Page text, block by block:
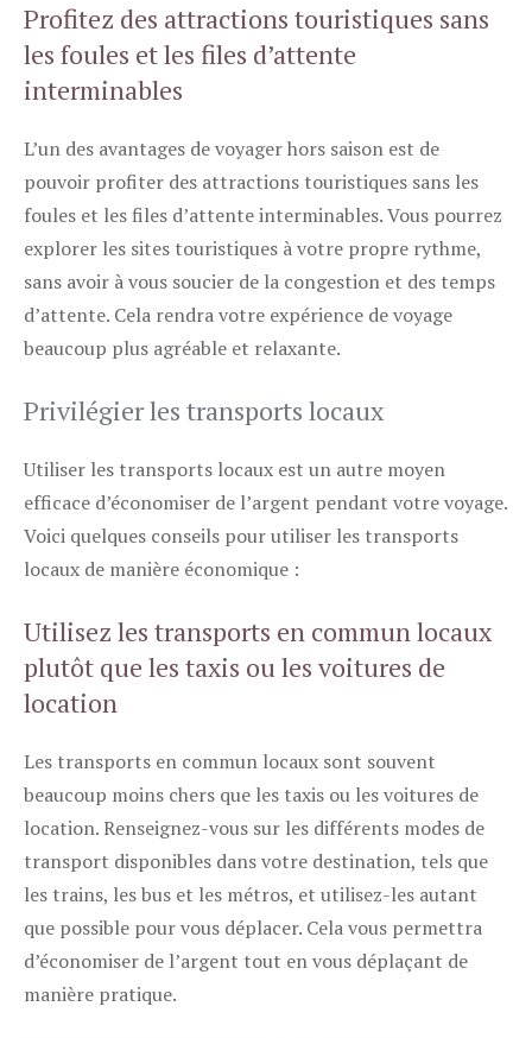
Profitez des attractions touristiques sans
les foules et les files d’attente
interminables
L’un des avantages de voyager hors saison est de
pouvoir profiter des attractions touristiques sans les
foules et les files d’attente interminables. Vous pourrez
explorer les sites touristiques à votre propre rythme,
sans avoir à vous soucier de la congestion et des temps
d’attente. Cela rendra votre expérience de voyage
beaucoup plus agréable et relaxante.
Privilégier les transports locaux
Utiliser les transports locaux est un autre moyen
efficace d’économiser de l’argent pendant votre voyage.
Voici quelques conseils pour utiliser les transports
locaux de manière économique :
Utilisez les transports en commun locaux
plutôt que les taxis ou les voitures de
location
Les transports en commun locaux sont souvent
beaucoup moins chers que les taxis ou les voitures de
location. Renseignez-vous sur les différents modes de
transport disponibles dans votre destination, tels que
les trains, les bus et les métros, et utilisez-les autant
que possible pour vous déplacer. Cela vous permettra
d’économiser de l’argent tout en vous déplaçant de
manière pratique.